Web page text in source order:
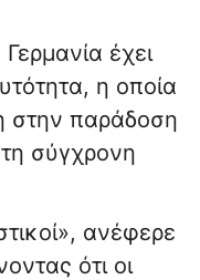
έχει
η οποία
στην παράδοση
σύγχρονη
ανέφερε
ότι οι